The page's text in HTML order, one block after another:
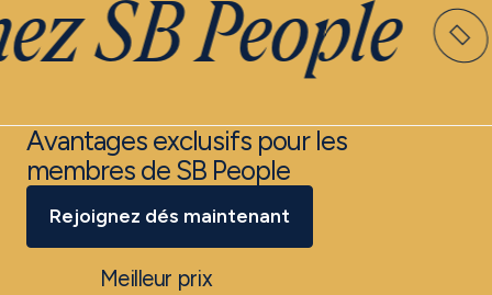
SB People
Avantages exclusifs pour les
membres de SB People
Rejoignez dés maintenant
Meilleur prix